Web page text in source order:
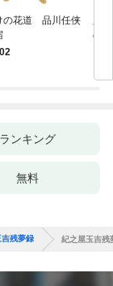
の花道 品川任侠
の
ランキング
無料
残夢録 紀之屋玉吉残